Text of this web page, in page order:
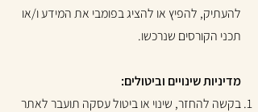
להעתיק, להפיץ או להציג בפומבי את המידע ו/או
תכני הקורסים שנרכשו.
מדיניות שינויים וביטולים:
בקשה להחזר, שינוי או ביטול עסקה תועבר לאתר